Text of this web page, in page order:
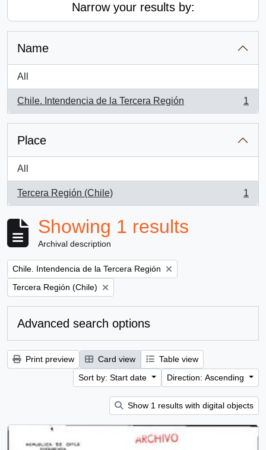
Narrow your results by:
Name
All
Chile. Intendencia de la Tercera Región
, 1 results
1
Place
All
Tercera Región (Chile)
, 1 results
1
Showing 1 results
Archival description
Remove filter:
Chile. Intendencia de la Tercera Región
Remove filter:
Tercera Región (Chile)
Advanced search options
Print preview Card view
Table view
Sort by: Start date
Direction: Ascending
Show 1 results with digital objects